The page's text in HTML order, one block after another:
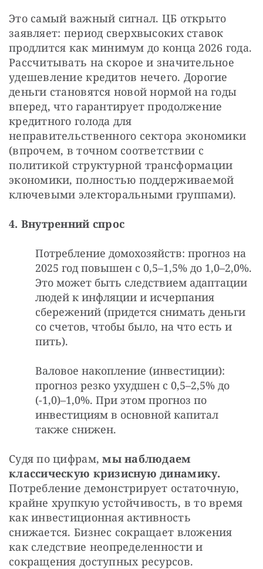
Это самый важный сигнал. ЦБ открыто
заявляет: период сверхвысоких ставок
продлится как минимум до конца 2026 года.
Рассчитывать на скорое и значительное
удешевление кредитов нечего. Дорогие
деньги становятся новой нормой на годы
вперед, что гарантирует продолжение
кредитного голода для
неправительственного сектора экономики
(впрочем, в точном соответствии с
политикой структурной трансформации
экономики, полностью поддерживаемой
ключевыми электоральными группами).
4. Внутренний спрос
Потребление домохозяйств: прогноз на
2025 год повышен с 0,5–1,5% до 1,0–2,0%.
Это может быть следствием адаптации
людей к инфляции и исчерпания
сбережений (придется снимать деньги
со счетов, чтобы было, на что есть и
пить).
Валовое накопление (инвестиции):
прогноз резко ухудшен с 0,5–2,5% до
(-1,0)–1,0%. При этом прогноз по
инвестициям в основной капитал
также снижен.
Судя по цифрам, мы наблюдаем
классическую кризисную динамику.
Потребление демонстрирует остаточную,
крайне хрупкую устойчивость, в то время
как инвестиционная активность
снижается. Бизнес сокращает вложения
как следствие неопределенности и
сокращения доступных ресурсов.